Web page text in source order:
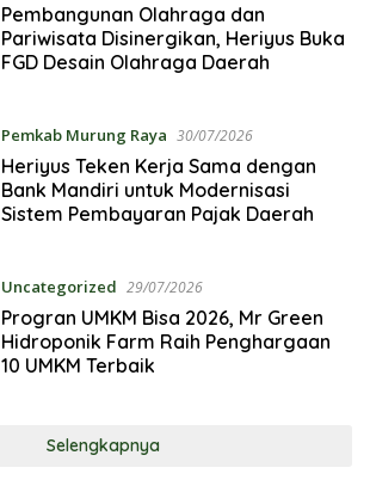
Pembangunan Olahraga dan
Pariwisata Disinergikan, Heriyus Buka
FGD Desain Olahraga Daerah
Pemkab Murung Raya 30/07/2026
Heriyus Teken Kerja Sama dengan
Bank Mandiri untuk Modernisasi
Sistem Pembayaran Pajak Daerah
Uncategorized 29/07/2026
Progran UMKM Bisa 2026, Mr Green
Hidroponik Farm Raih Penghargaan
10 UMKM Terbaik
Selengkapnya